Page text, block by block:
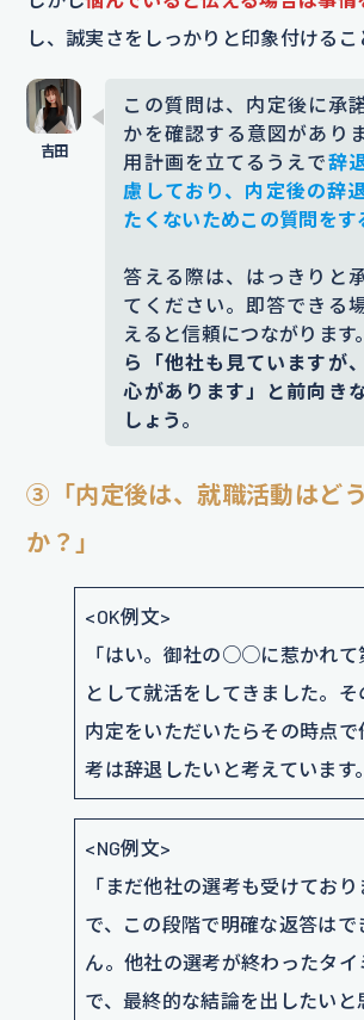
し、誠実さをしっかりと印象付けるこ
この質問は、内定後に承
かを確認する意図があり
用計画を立てるうえで辞
慮しており、内定後の辞
たくないためこの質問をす
答える際は、はっきりと
てください。即答できる
えると信頼につながります。
ら「他社も見ていますが
心があります」と前向き
しょう 。
③「内定後は、就職活動はど
か？」
<OK例文>
「はい。御社の○○に惹かれて
として就活をしてきました。そ
内定をいただいたらその時点で
考は辞退したいと考えています
<NG例文>
「まだ他社の選考も受けており
で、この段階で明確な返答はで
ん。他社の選考が終わったタイ
で、最終的な結論を出したいと